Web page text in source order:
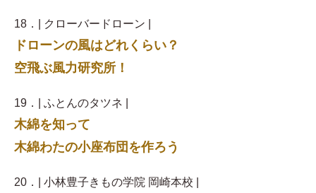
18．| クローバードローン |
ドローンの風はどれくらい？
空飛ぶ風力研究所！
19．| ふとんのタツネ |
木綿を知って
木綿わたの小座布団を作ろう
20．| 小林豊子きもの学院 岡崎本校 |